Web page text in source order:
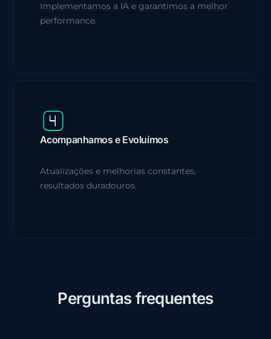
Implementamos a IA e garantimos a melhor
performance.
Acompanhamos e Evoluímos
Atualizações e melhorias constantes,
resultados duradouros.
Perguntas frequentes